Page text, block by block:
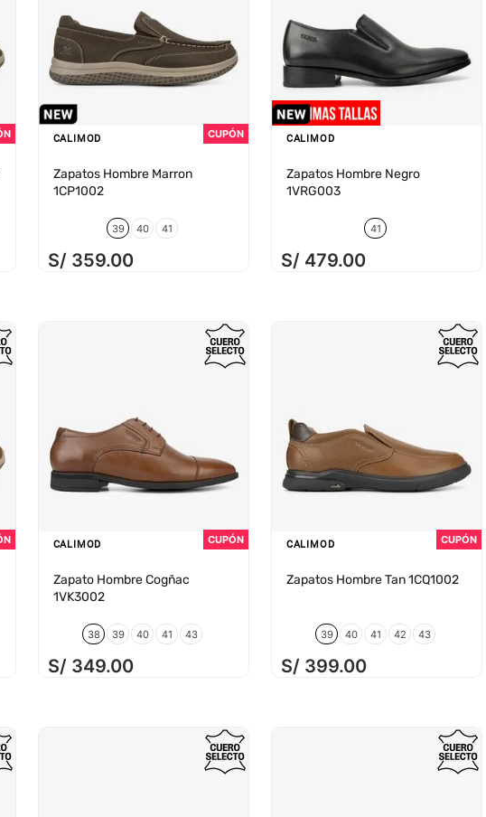
CALIMOD
Zapatos Hombre Marron
1CP1002
39 40 41
S/ 359.00
CALIMOD
Zapatos Hombre Negro
1VRG003
41
S/ 479.00
CALIMOD
Zapato Hombre Cogñac
1VK3002
38 39 40 41 43
S/ 349.00
CALIMOD
Zapatos Hombre Tan 1CQ1002
39 40 41 42 43
S/ 399.00